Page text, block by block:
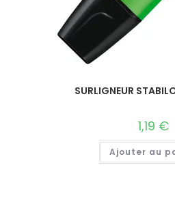
SURLIGNEUR
1,19 €
Ajouter au